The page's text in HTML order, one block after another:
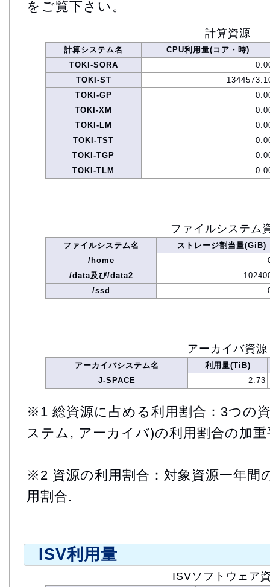
をご覧下さい。
計算資源
計算システム名
CPU利用量(コア・時)
TOKI-SORA
TOKI-ST
TOKI-GP
TOKI-XM
TOKI-LM
TOKI-TST
TOKI-TGP
TOKI-TLM
ファイルシステム
ファイルシステム名
ストレージ割当量(GiB)
/home
/data及び/data2
/ssd
アーカイバ資源
アーカイバシステム名
利用量(TiB)
J-SPACE
2.73
※1 総資源に占める利用割合：3つの
ステム, アーカイバ)の利用割合の加重
※2 資源の利用割合：対象資源一年間
用割合.
ISV利用量
ISVソフトウェア